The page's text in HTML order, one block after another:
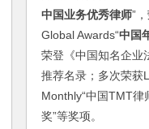
中国业务优秀律师”
Global Awards“中国
荣登《中国知名企业
推荐名录；多次荣获
Monthly“中国TMT律
奖”等奖项。